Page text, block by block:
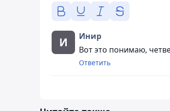
Инир
Вот это понимаю,
Ответить